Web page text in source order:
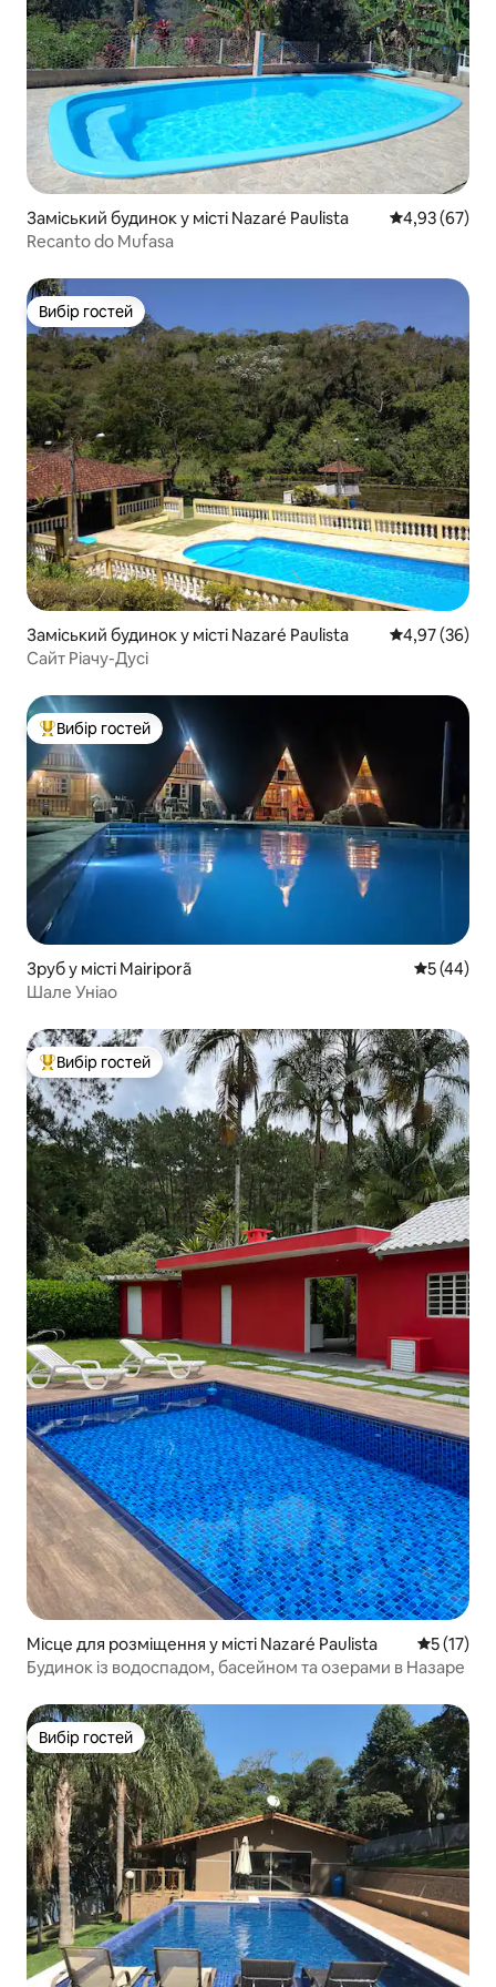
Заміський будинок у місті Nazaré Paulista Середня
4,93 (67)
Recanto do Mufasa
Вибір гостей
Вибір гостей
Заміський будинок у місті Nazaré Paulista Середня
4,97 (36)
Сайт Ріачу-Дусі
Топ вибір гостей
Вибір гостей
Зруб у місті Mairiporã Середня
5 (44)
Шале Уніао
Топ вибір гостей
Вибір гостей
Місце для розміщення у місті Nazaré Paulista Середня
5 (17)
Будинок із водоспадом, басейном та озерами в Назаре
Вибір гостей
Вибір гостей